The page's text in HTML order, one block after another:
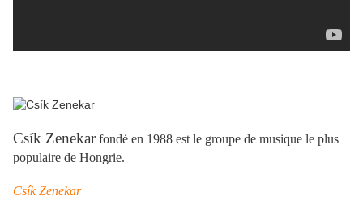
Csík Zenekarfondé en 1988 est le groupe de musique le plus
populaire de Hongrie.
Csík Zenekar